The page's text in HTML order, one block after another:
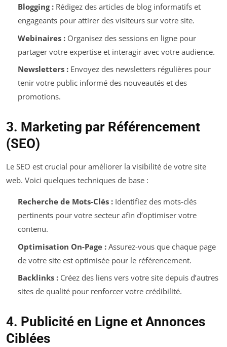
Blogging :Rédigez des articles de blog informatifs et
engageants pour attirer des visiteurs sur votre site.
Webinaires :Organisez des sessions en ligne pour
partager votre expertise et interagir avec votre audience.
Newsletters :Envoyez des newsletters régulières pour
tenir votre public informé des nouveautés et des
promotions.
3. Marketing par Référencement
(SEO)
Le SEO est crucial pour améliorer la visibilité de votre site
web. Voici quelques techniques de base :
Recherche de Mots-Clés :Identifiez des mots-clés
pertinents pour votre secteur afin d’optimiser votre
contenu.
Optimisation On-Page :Assurez-vous que chaque page
de votre site est optimisée pour le référencement.
Backlinks :Créez des liens vers votre site depuis d’autres
sites de qualité pour renforcer votre crédibilité.
4. Publicité en Ligne et Annonces
Ciblées